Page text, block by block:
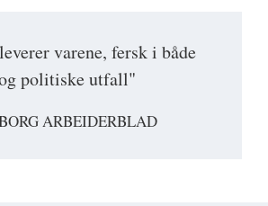
varene, fersk i både
politiske utfall"
ARBEIDERBLAD